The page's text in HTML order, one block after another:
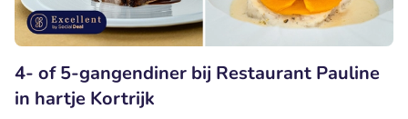
4- of 5-gangendiner bij Restaurant Pauline
in hartje Kortrijk